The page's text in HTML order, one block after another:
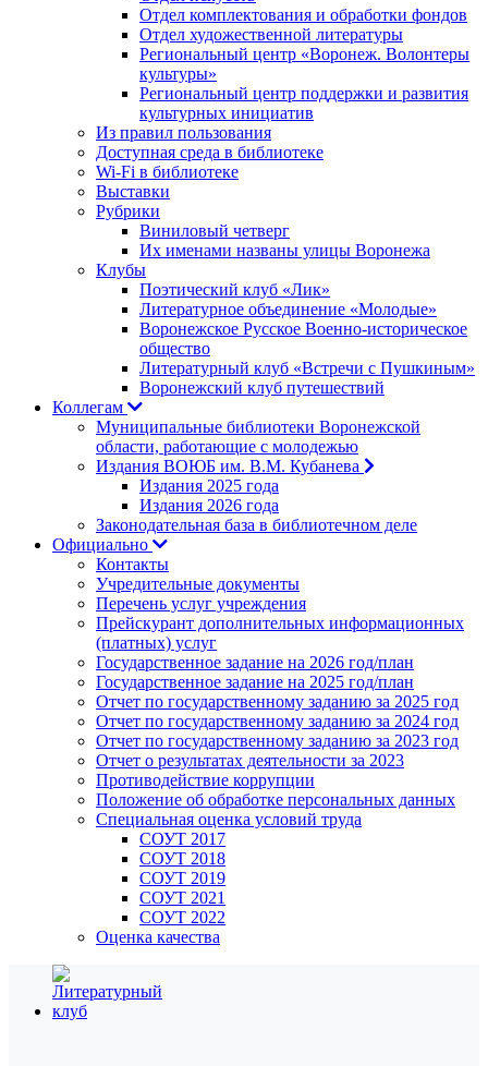
Отдел комплектования и обработки фондов
Отдел художественной литературы
Региональный центр «Воронеж. Волонтеры
культуры»
Региональный центр поддержки и развития
культурных инициатив
Из правил пользования
Доступная среда в библиотеке
Wi-Fi в библиотеке
Выставки
Рубрики
Виниловый четверг
Их именами названы улицы Воронежа
Клубы
Поэтический клуб «Лик»
Литературное объединение «Молодые»
Воронежское Русское Военно-историческое
общество
Литературный клуб «Встречи с Пушкиным»
Воронежский клуб путешествий
Коллегам
Муниципальные библиотеки Воронежской
области, работающие с молодежью
Издания ВОЮБ им. В.М. Кубанева
Издания 2025 года
Издания 2026 года
Законодательная база в библиотечном деле
Официально
Контакты
Учредительные документы
Перечень услуг учреждения
Прейскурант дополнительных информационных
(платных) услуг
Государственное задание на 2026 год/план
Государственное задание на 2025 год/план
Отчет по государственному заданию за 2025 год
Отчет по государственному заданию за 2024 год
Отчет по государственному заданию за 2023 год
Отчет о результатах деятельности за 2023
Противодействие коррупции
Положение об обработке персональных данных
Специальная оценка условий труда
СОУТ 2017
СОУТ 2018
СОУТ 2019
СОУТ 2021
СОУТ 2022
Оценка качества